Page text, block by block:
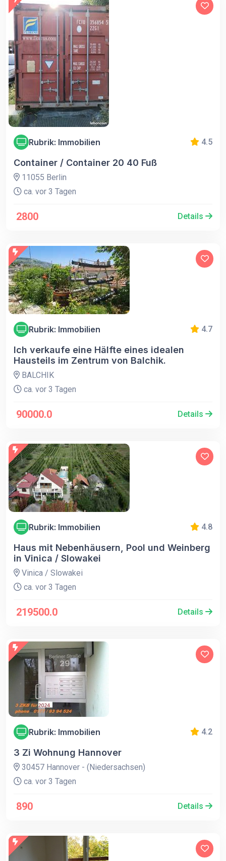
Rubrik: Immobilien 4.5
Container / Container 20 40 Fuß
11055 Berlin
ca. vor 3 Tagen
2800 Details
Rubrik: Immobilien 4.7
Ich verkaufe eine Hälfte eines idealen
Hausteils im Zentrum von Balchik.
BALCHIK
ca. vor 3 Tagen
90000.0 Details
Rubrik: Immobilien 4.8
Haus mit Nebenhäusern, Pool und Weinberg
in Vinica / Slowakei
Vinica / Slowakei
ca. vor 3 Tagen
219500.0 Details
Rubrik: Immobilien 4.2
3 Zi Wohnung Hannover
30457 Hannover - (Niedersachsen)
ca. vor 3 Tagen
890 Details